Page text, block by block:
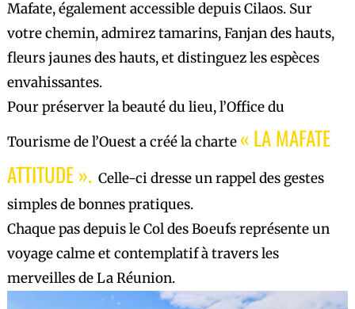
Mafate, également accessible depuis Cilaos. Sur
votre chemin, admirez tamarins, Fanjan des hauts,
fleurs jaunes des hauts, et distinguez les espèces
envahissantes.
Pour préserver la beauté du lieu, l’Office du
Tourisme de l’Ouest a créé la charte« LA MAFATE
ATTITUDE ». Celle-ci dresse un rappel des gestes
simples de bonnes pratiques.
Chaque pas depuis le Col des Boeufs représente un
voyage calme et contemplatif à travers les
merveilles de La Réunion.